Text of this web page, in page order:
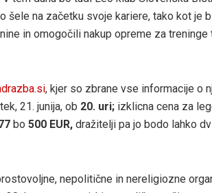
na začetku svoje kariere, tako kot je
in omogočili nakup opreme za treninge
, kjer so zbrane vse informacije o
21. junija, ob 20. uri; izklicna cena za
bo 500 EUR, dražitelji pa jo bodo lahko
nepolitične in nereligiozne